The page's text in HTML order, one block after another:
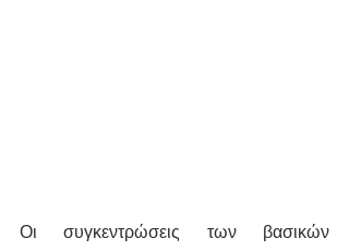
Οι συγκεντρώσεις των βασικών